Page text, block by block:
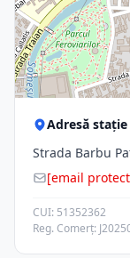
Adresă stație
Strada Barbu
[email
CUI: 51352362
Reg. Comerț: